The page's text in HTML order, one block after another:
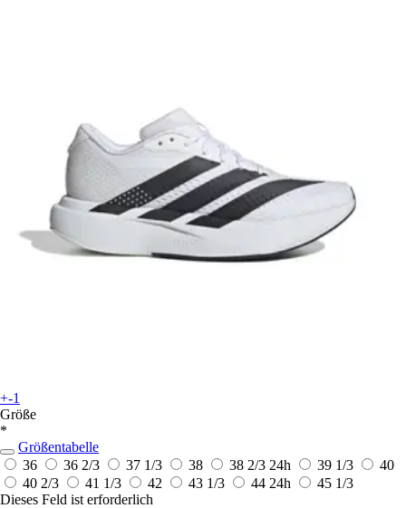
+-1
Größe
*
Größentabelle
36
36 2/3 37 1/3 38 38 2/3 24h 39 1/3
40
40 2/3
41 1/3 42 43 1/3 44 24h
45 1/3
Dieses Feld ist erforderlich